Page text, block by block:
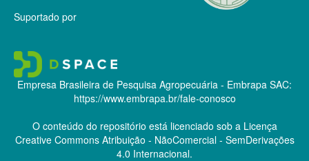
Suportado por
Empresa Brasileira de Pesquisa Agropecuária - Embrapa SAC:
https://www.embrapa.br/fale-conosco
O conteúdo do repositório está licenciado sob a Licença
Creative CommonsAtribuição - NãoComercial - SemDerivações
4.0 Internacional.